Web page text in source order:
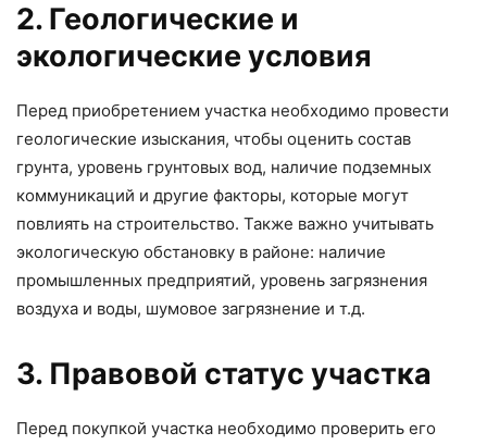
2. Геологические и
экологические условия
Перед приобретением участка необходимо провести
геологические изыскания, чтобы оценить состав
грунта, уровень грунтовых вод, наличие подземных
коммуникаций и другие факторы, которые могут
повлиять на строительство. Также важно учитывать
экологическую обстановку в районе: наличие
промышленных предприятий, уровень загрязнения
воздуха и воды, шумовое загрязнение и т.д.
3. Правовой статус участка
Перед покупкой участка необходимо проверить его